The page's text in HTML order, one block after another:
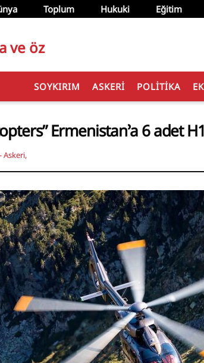
Toplum Hukuki Eğitim
ve öz
SOYKIRIM ASKERI POLITIKA
Ermenistan’a 6 adet
-Askeri,